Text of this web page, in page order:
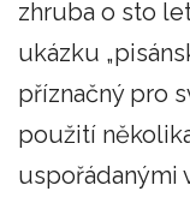
zhruba o sto
ukázku
příznačný pro
použití
uspořádanými